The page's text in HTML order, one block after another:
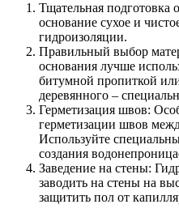
Тщательная подготовка
основание сухое и
гидроизоляции.
Правильный выбор
основания лучше
битумной пропиткой
деревянного –
Герметизация швов:
герметизации швов
Используйте
создания
Заведение на стены:
заводить на стены на
защитить пол от